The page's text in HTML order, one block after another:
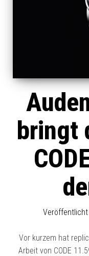
bringt
Veröffentlicht
Vor kurzem hat
Arbeit von CODE